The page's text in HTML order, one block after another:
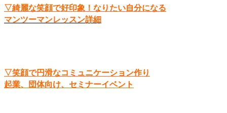
▽綺麗な笑顔で好印象！なりたい自分になる
マンツーマンレッスン詳細
▽笑顔で円滑なコミュニケーション作り
起業、団体向け、セミナーイベント